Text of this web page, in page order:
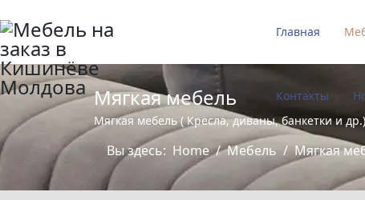
Главная
Контакты
Мягкая мебель
Мягкая мебель ( Кресла, диваны, банкетки и
Вы здесь: Home Мебель Мягкая